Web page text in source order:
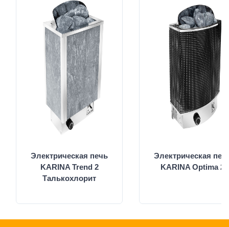
Электрическая печь
KARINA Trend 2
Талькохлорит
Электрическая
KARINA Optima 2